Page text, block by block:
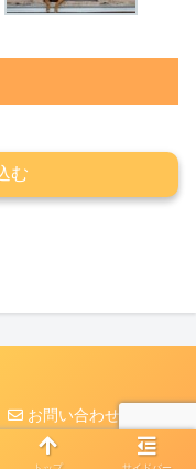
む
お問い合わせ